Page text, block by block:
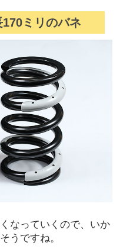
ミリのバネ
なっていくので、いか
うですね。